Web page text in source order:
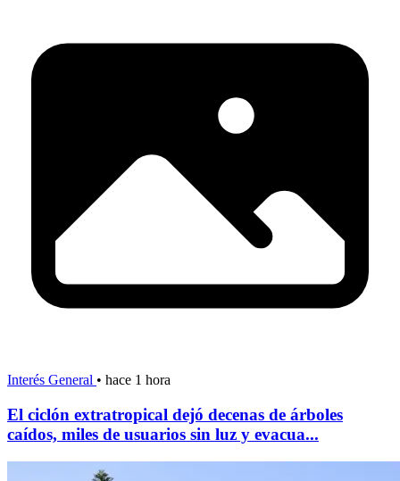
Interés General • hace 1 hora
El ciclón extratropical dejó decenas de árboles
caídos, miles de usuarios sin luz y evacua...